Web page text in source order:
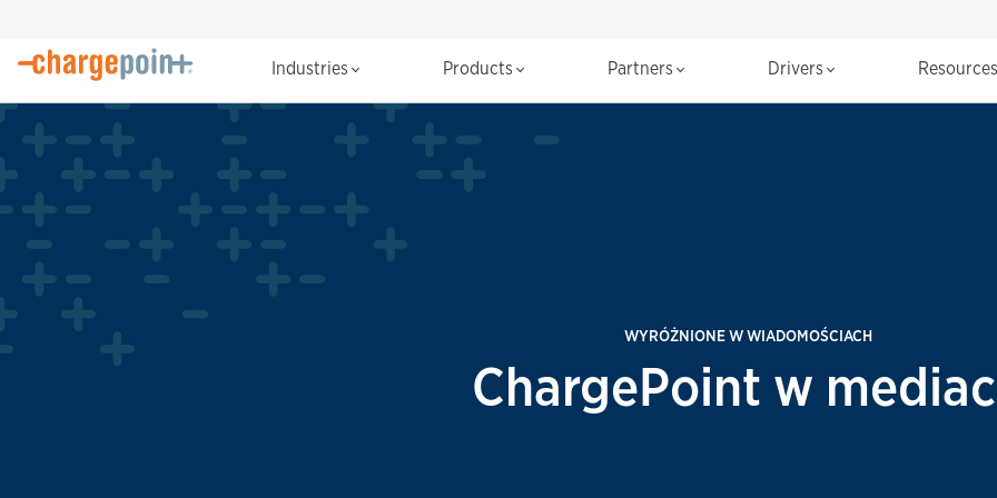
Industries Products Partners Drivers
WYRÓŻNIONE W WIADOMOŚCIACH
ChargePoint w